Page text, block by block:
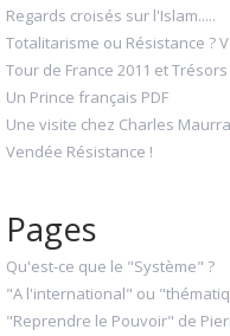
Regards croisés sur l'Islam.....
Totalitarisme ou Résistance ?
Tour de France 2011 et
Un Prince français PDF
Une visite chez Charles
Vendée Résistance !
Pages
Qu'est-ce que le "Système" ?
"A l'international" ou
"Reprendre le Pouvoir" de